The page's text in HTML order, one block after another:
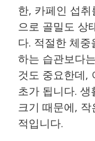
한, 카페인 섭
으로 골밀도 상
다. 적절한 체
하는 습관보다
것도 중요한데,
초가 됩니다.
크기 때문에,
적입니다.